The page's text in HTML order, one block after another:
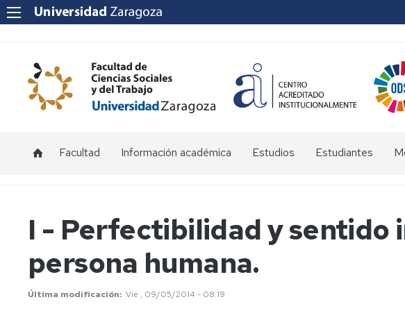
Facultad Información académica
Becas
ayudas
Matrícula
Estudios Estudiantes
Plan
de
I - Perfectibilidad y sentido
persona humana.
Última modificación Vie , 09/05/2014 - 08:19